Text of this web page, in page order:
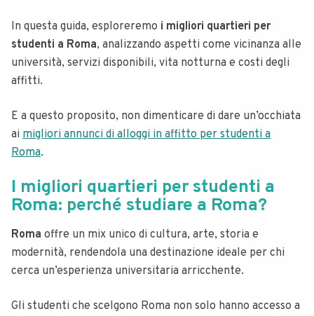
In questa guida, esploreremo i migliori quartieri per
studenti a Roma, analizzando aspetti come vicinanza alle
università, servizi disponibili, vita notturna e costi degli
affitti.
E a questo proposito, non dimenticare di dare un’occhiata
ai migliori annunci di alloggi in affitto per studenti a
Roma.
I migliori quartieri per studenti a
Roma: perché studiare a Roma?
Roma offre un mix unico di cultura, arte, storia e
modernità, rendendola una destinazione ideale per chi
cerca un’esperienza universitaria arricchente.
Gli studenti che scelgono Roma non solo hanno accesso a